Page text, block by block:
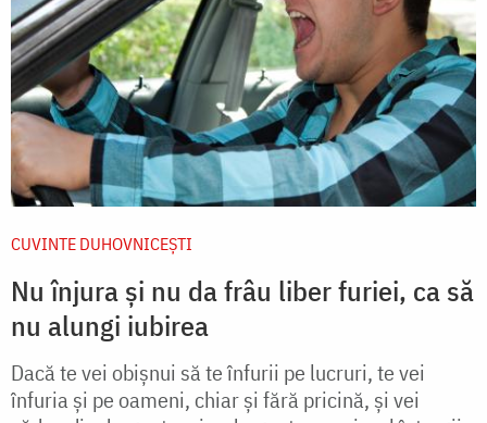
CUVINTE DUHOVNICEȘTI
Nu înjura și nu da frâu liber furiei, ca să
nu alungi iubirea
Dacă te vei obișnui să te înfurii pe lucruri, te vei
înfuria și pe oameni, chiar și fără pricină, și vei